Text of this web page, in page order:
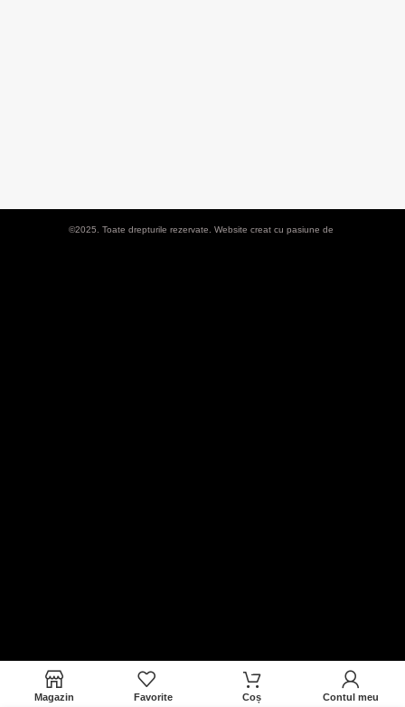
©2025. Toate drepturile rezervate. Website creat cu pasiune de
Magazin Favorite
0
Coș Contul meu